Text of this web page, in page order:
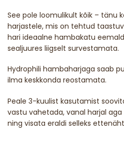
See pole loomulikult kõik – tänu
harjastele, mis on tehtud
hari ideaalne hambakatu
sealjuures liigselt survestamata.
Hydrophili hambaharjaga saab
ilma keskkonda reostamata.
Peale 3-kuulist kasutamist
vastu vahetada, vanal harjal
ning visata eraldi selleks